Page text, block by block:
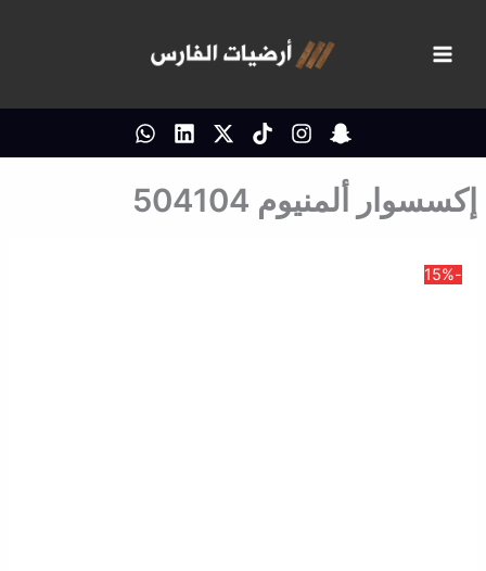
المحتوى
إكسسوار ألمنيوم 504104
-15%